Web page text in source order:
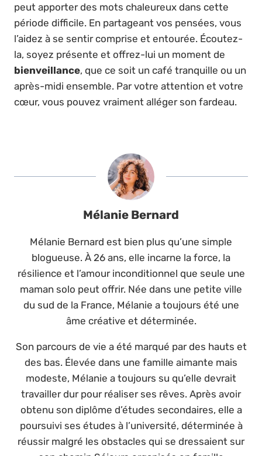
peut apporter des mots chaleureux dans cette
période difficile. En partageant vos pensées, vous
l’aidez à se sentir comprise et entourée. Écoutez-
la, soyez présente et offrez-lui un moment de
bienveillance, que ce soit un café tranquille ou un
après-midi ensemble. Par votre attention et votre
cœur, vous pouvez vraiment alléger son fardeau.
Mélanie Bernard
Mélanie Bernard est bien plus qu’une simple
blogueuse. À 26 ans, elle incarne la force, la
résilience et l’amour inconditionnel que seule une
maman solo peut offrir. Née dans une petite ville
du sud de la France, Mélanie a toujours été une
âme créative et déterminée.
Son parcours de vie a été marqué par des hauts et
des bas. Élevée dans une famille aimante mais
modeste, Mélanie a toujours su qu’elle devrait
travailler dur pour réaliser ses rêves. Après avoir
obtenu son diplôme d’études secondaires, elle a
poursuivi ses études à l’université, déterminée à
réussir malgré les obstacles qui se dressaient sur